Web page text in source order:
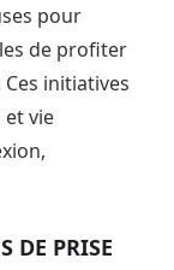
pour
de profiter
initiatives
et vie
DE PRISE